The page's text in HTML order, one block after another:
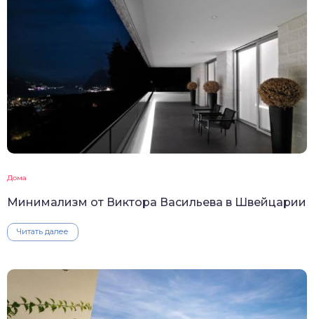
Дома
Минимализм от Виктора Васильева в Швейцарии
Читать далее